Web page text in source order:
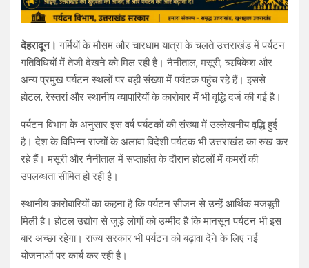
देहरादून। गर्मियों के मौसम और चारधाम यात्रा के चलते उत्तराखंड में पर्यटन
गतिविधियों में तेजी देखने को मिल रही है। नैनीताल, मसूरी, ऋषिकेश और
अन्य प्रमुख पर्यटन स्थलों पर बड़ी संख्या में पर्यटक पहुंच रहे हैं। इससे
होटल, रेस्तरां और स्थानीय व्यापारियों के कारोबार में भी वृद्धि दर्ज की गई है।
पर्यटन विभाग के अनुसार इस वर्ष पर्यटकों की संख्या में उल्लेखनीय वृद्धि हुई
है। देश के विभिन्न राज्यों के अलावा विदेशी पर्यटक भी उत्तराखंड का रुख कर
रहे हैं। मसूरी और नैनीताल में सप्ताहांत के दौरान होटलों में कमरों की
उपलब्धता सीमित हो रही है।
स्थानीय कारोबारियों का कहना है कि पर्यटन सीजन से उन्हें आर्थिक मजबूती
मिली है। होटल उद्योग से जुड़े लोगों को उम्मीद है कि मानसून पर्यटन भी इस
बार अच्छा रहेगा। राज्य सरकार भी पर्यटन को बढ़ावा देने के लिए नई
योजनाओं पर कार्य कर रही है।